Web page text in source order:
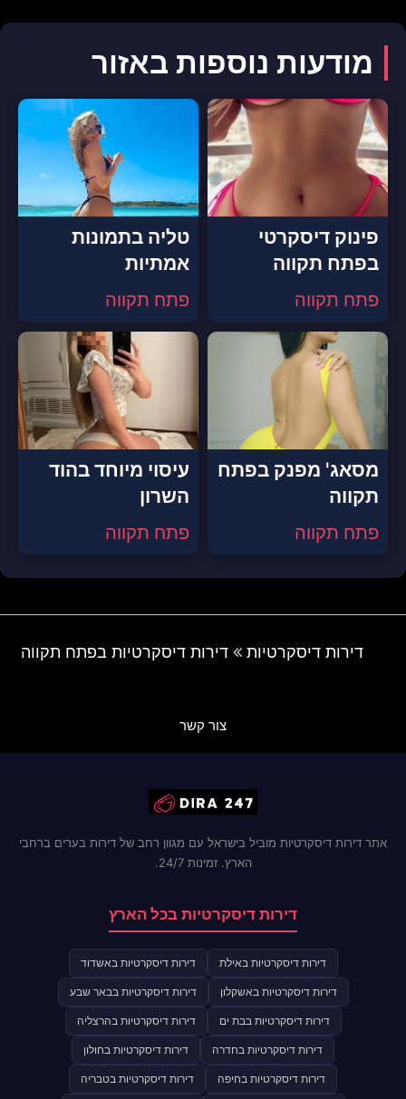
מודעות נוספות באזור
פינוק דיסקרטי
בפתח תקווה
פתח תקווה
טליה בתמונות
אמתיות
פתח תקווה
מסאג' מפנק בפתח
תקווה
פתח תקווה
עיסוי מיוחד בהוד
השרון
פתח תקווה
דירות דיסקרטיות דירות דיסקרטיות בפתח תקווה
צור קשר
אתר דירות דיסקרטיות מוביל בישראל עם מגוון רחב של דירות בערים ברחבי
הארץ. זמינות 24/7.
דירות דיסקרטיות בכל הארץ
דירות דיסקרטיות באילת דירות דיסקרטיות באשדוד
דירות דיסקרטיות באשקלון דירות דיסקרטיות בבאר שבע
דירות דיסקרטיות בבת ים דירות דיסקרטיות בהרצליה
דירות דיסקרטיות בחדרה דירות דיסקרטיות בחולון
דירות דיסקרטיות בחיפה דירות דיסקרטיות בטבריה